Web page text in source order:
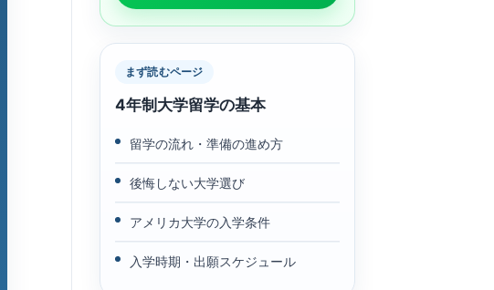
まず読むページ
4年制大学留学の基本
留学の流れ・準備の進め方
後悔しない大学選び
アメリカ大学の入学条件
入学時期・出願スケジュール